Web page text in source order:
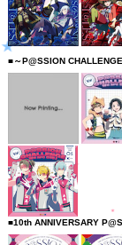
■～P@SSION
■10th ANNIVERSARY